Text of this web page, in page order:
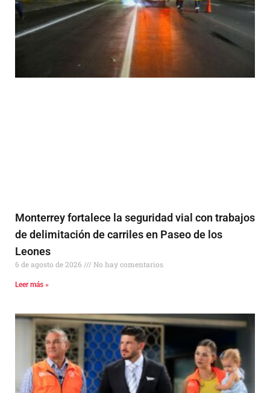
Monterrey fortalece la seguridad vial con trabajos
de delimitación de carriles en Paseo de los
Leones
6 de agosto de 2026 No hay comentarios
Leer más »